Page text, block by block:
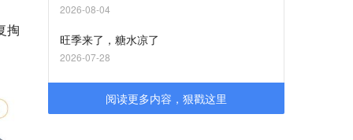
掏
2026-08-04
旺季来了，糖水凉了
2026-07-28
阅读更多内容，狠戳这里